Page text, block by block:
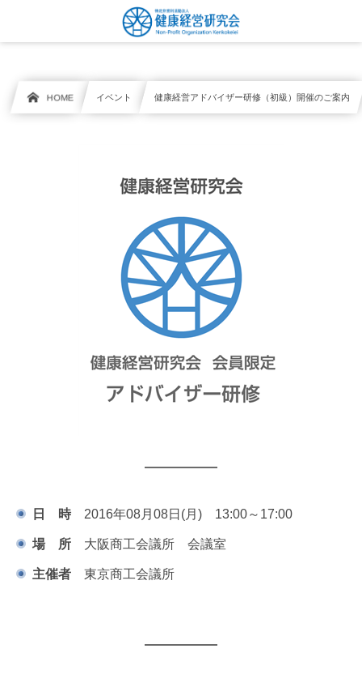
HOME イベント 健康経営アドバイザー研修（初級）開催のご案内
日 時 2016年08月08日(月) 13:00～17:00
場 所 大阪商工会議所 会議室
主催者 東京商工会議所